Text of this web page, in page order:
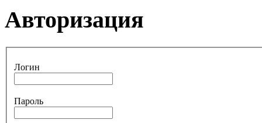
Авторизация
Логин
Пароль